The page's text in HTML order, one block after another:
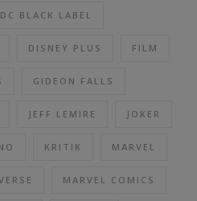
DC BLACK LABEL
DISNEY PLUS FILM
GIDEON FALLS
JEFF LEMIRE JOKER
KRITIK MARVEL
MARVEL COMICS